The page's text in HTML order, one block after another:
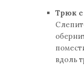
Трюк с
вдоль